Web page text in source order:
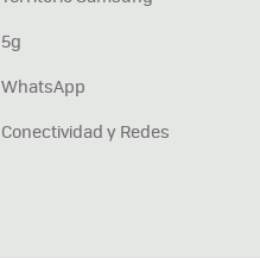
5g
WhatsApp
Conectividad y Redes